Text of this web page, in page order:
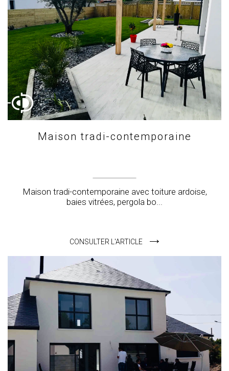
Maison tradi-contemporaine
Maison tradi-contemporaine avec toiture ardoise,
baies vitrées, pergola bo...
CONSULTER L'ARTICLE